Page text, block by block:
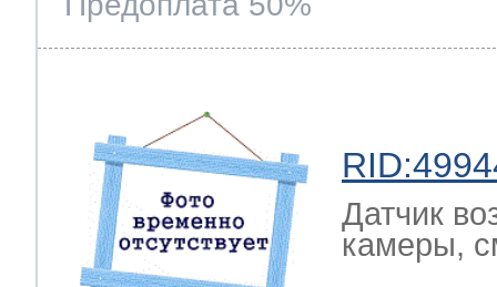
Датчик
камеры,